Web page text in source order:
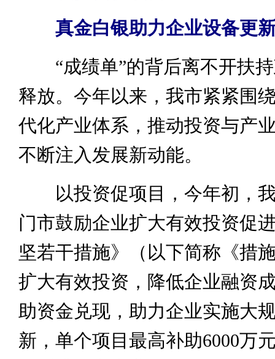
真金白银助力企业设备更
“成绩单”的背后离不开扶持
释放。今年以来，我市紧紧围
代化产业体系，推动投资与产
不断注入发展新动能。
以投资促项目，今年初，我
门市鼓励企业扩大有效投资促
坚若干措施》（以下简称《措
扩大有效投资，降低企业融资
助资金兑现，助力企业实施大
新，单个项目最高补助6000万